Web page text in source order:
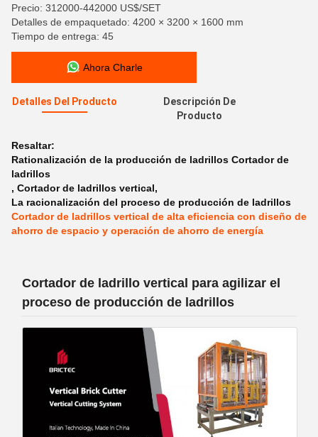
Precio: 312000-442000 US$/SET
Detalles de empaquetado: 4200 × 3200 × 1600 mm
Tiempo de entrega: 45
Ahora Charle
Detalles Del Producto
Descripción De
Producto
Resaltar:
Rationalización de la producción de ladrillos Cortador de
ladrillos
, Cortador de ladrillos vertical,
La racionalización del proceso de producción de ladrillos
Cortador de ladrillos vertical de alta eficiencia con diseño de
ahorro de espacio y operación de ahorro de energía
Cortador de ladrillo vertical para agilizar el
proceso de producción de ladrillos